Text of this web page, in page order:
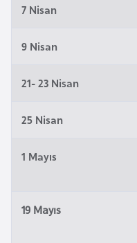
7 Nisan
9 Nisan
21- 23 Nisan
25 Nisan
1 Mayıs
19 Mayıs
e
b
y
a
h